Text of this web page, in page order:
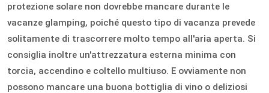
protezione solare non dovrebbe mancare durante le
vacanze glamping, poiché questo tipo di vacanza prevede
solitamente di trascorrere molto tempo all'aria aperta. Si
consiglia inoltre un'attrezzatura esterna minima con
torcia, accendino e coltello multiuso. E ovviamente non
possono mancare una buona bottiglia di vino o deliziosi